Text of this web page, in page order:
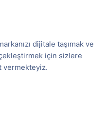
dijitale taşımak ve
için sizlere
vermekteyiz.